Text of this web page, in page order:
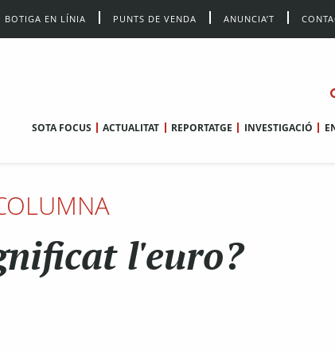
BOTIGA EN LÍNIA PUNTS DE VENDA ANUNCIA’T
SOTA FOCUS ACTUALITAT REPORTATGE INVESTIGACIÓ
l'euro?